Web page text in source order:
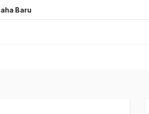
Marketing Untuk Bisnis Online